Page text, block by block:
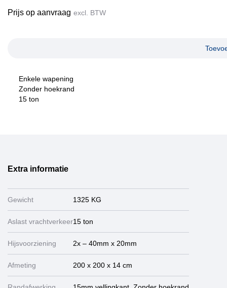
Prijs op aanvraag excl. BTW
Enkele wapening
Zonder hoekrand
15 ton
Extra informatie
Gewicht 1325 KG
Aslast vrachtverkeer15 ton
Hijsvoorziening 2x – 40mm x 20mm
Afmeting 200 x 200 x 14 cm